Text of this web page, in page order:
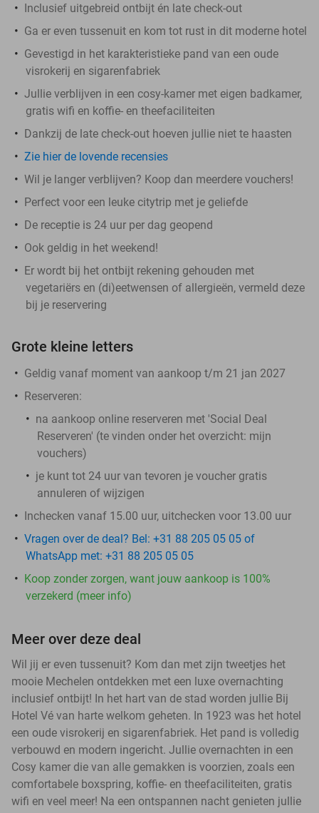
Inclusief uitgebreid ontbijt én late check-out
Ga er even tussenuit en kom tot rust in dit moderne hotel
Gevestigd in het karakteristieke pand van een oude
visrokerij en sigarenfabriek
Jullie verblijven in een cosy-kamer met eigen badkamer,
gratis wifi en koffie- en theefaciliteiten
Dankzij de late check-out hoeven jullie niet te haasten
Zie hier de lovende recensies
Wil je langer verblijven? Koop dan meerdere vouchers!
Perfect voor een leuke citytrip met je geliefde
De receptie is 24 uur per dag geopend
Ook geldig in het weekend!
Er wordt bij het ontbijt rekening gehouden met
vegetariërs en (di)eetwensen of allergieën, vermeld deze
bij je reservering
Grote kleine letters
Geldig vanaf moment van aankoop t/m 21 jan 2027
Reserveren:
na aankoop online reserveren met 'Social Deal
Reserveren' (te vinden onder het overzicht: mijn
vouchers)
je kunt tot 24 uur van tevoren je voucher gratis
annuleren of wijzigen
Inchecken vanaf 15.00 uur, uitchecken voor 13.00 uur
Vragen over de deal? Bel: +31 88 205 05 05 of
WhatsApp met: +31 88 205 05 05
Koop zonder zorgen, want jouw aankoop is 100%
verzekerd (meer info)
Meer over deze deal
Wil jij er even tussenuit? Kom dan met zijn tweetjes het
mooie Mechelen ontdekken met een luxe overnachting
inclusief ontbijt! In het hart van de stad worden jullie Bij
Hotel Vé van harte welkom geheten. In 1923 was het hotel
een oude visrokerij en sigarenfabriek. Het pand is volledig
verbouwd en modern ingericht. Jullie overnachten in een
Cosy kamer die van alle gemakken is voorzien, zoals een
comfortabele boxspring, koffie- en theefaciliteiten, gratis
wifi en veel meer! Na een ontspannen nacht genieten jullie